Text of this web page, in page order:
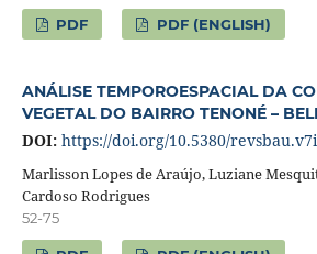
PDF PDF (ENGLISH)
ANÁLISE TEMPOROESPACIAL DA
VEGETAL DO BAIRRO TENONÉ –
DOI: https://doi.org/10.5380/
Marlisson Lopes de Araújo, Luziane
Cardoso Rodrigues
52-75